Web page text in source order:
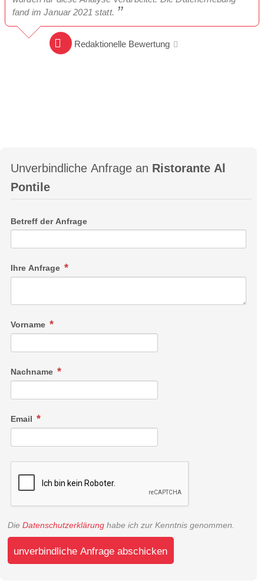
fand im Januar 2021 statt.
Redaktionelle Bewertung
Unverbindliche Anfrage an Ristorante Al
Pontile
Betreff der Anfrage
Ihre Anfrage
Vorname
Nachname
Email
Die Datenschutzerklärung habe ich zur Kenntnis genommen.
unverbindliche Anfrage abschicken